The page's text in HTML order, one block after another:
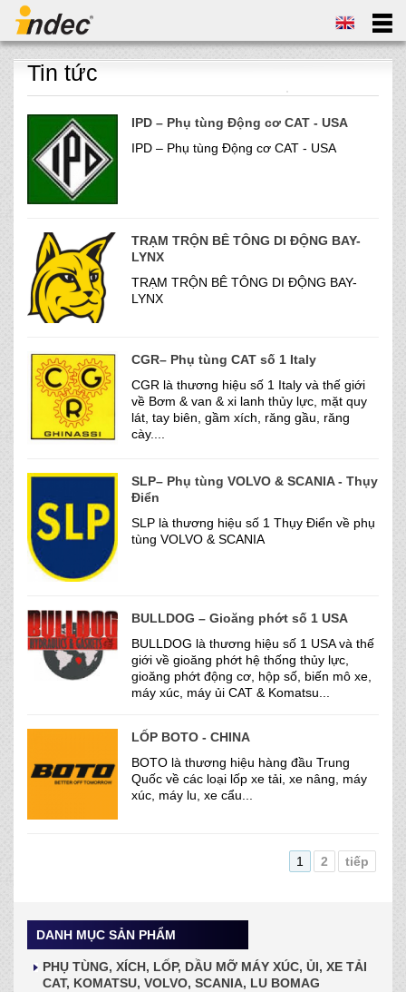
Tin tức
IPD – Phụ tùng Động cơ CAT - USA
IPD – Phụ tùng Động cơ CAT - USA
TRẠM TRỘN BÊ TÔNG DI ĐỘNG BAY-
LYNX
TRẠM TRỘN BÊ TÔNG DI ĐỘNG BAY-
LYNX
CGR– Phụ tùng CAT số 1 Italy
CGR là thương hiệu số 1 Italy và thế giới
về Bơm & van & xi lanh thủy lực, mặt quy
lát, tay biên, gầm xích, răng gầu, răng
cày....
SLP– Phụ tùng VOLVO & SCANIA - Thụy
Điển
SLP là thương hiệu số 1 Thụy Điển về phụ
tùng VOLVO & SCANIA
BULLDOG – Gioăng phớt số 1 USA
BULLDOG là thương hiệu số 1 USA và thế
giới về gioăng phớt hệ thống thủy lực,
gioăng phớt động cơ, hộp số, biến mô xe,
máy xúc, máy ủi CAT & Komatsu...
LỐP BOTO - CHINA
BOTO là thương hiệu hàng đầu Trung
Quốc về các loại lốp xe tải, xe nâng, máy
xúc, máy lu, xe cẩu...
1 2 tiếp
DANH MỤC SẢN PHẨM
PHỤ TÙNG, XÍCH, LỐP, DẦU MỠ MÁY XÚC, ỦI, XE TẢI
CAT, KOMATSU, VOLVO, SCANIA, LU BOMAG